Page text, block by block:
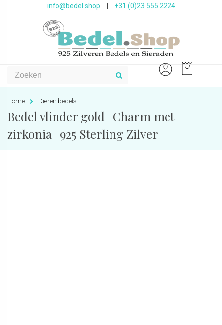
info@bedel.shop +31 (0)23 555 2224
Home Dieren bedels
Bedel vlinder gold | Charm met
zirkonia | 925 Sterling Zilver